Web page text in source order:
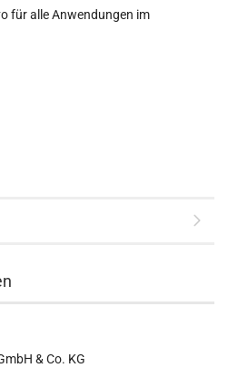
für alle Anwendungen im
& Co. KG